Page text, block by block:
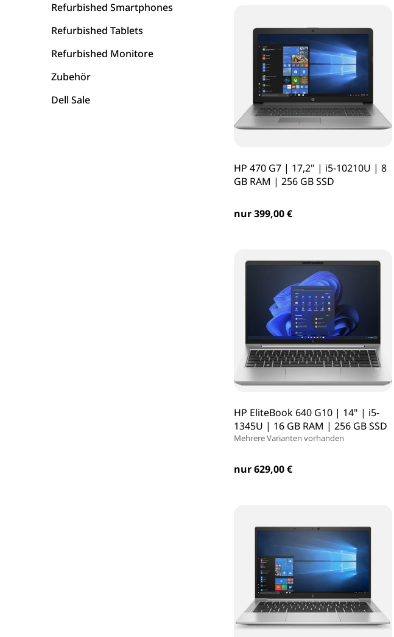
Refurbished Smartphones
Refurbished Tablets
Refurbished Monitore
Zubehör
Dell Sale
HP 470 G7 | 17,2" | i5-10210U | 8
GB RAM | 256 GB SSD
nur 399,00 €
HP EliteBook 640 G10 | 14" | i5-
1345U | 16 GB RAM | 256 GB SSD
Mehrere Varianten vorhanden
nur 629,00 €